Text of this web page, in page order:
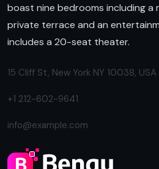
boast nine bedrooms including a
private terrace and an
includes a 20-seat theater.
15 Cliff St, New York NY 10038, USA
+1 212-602-9641
info@example.com